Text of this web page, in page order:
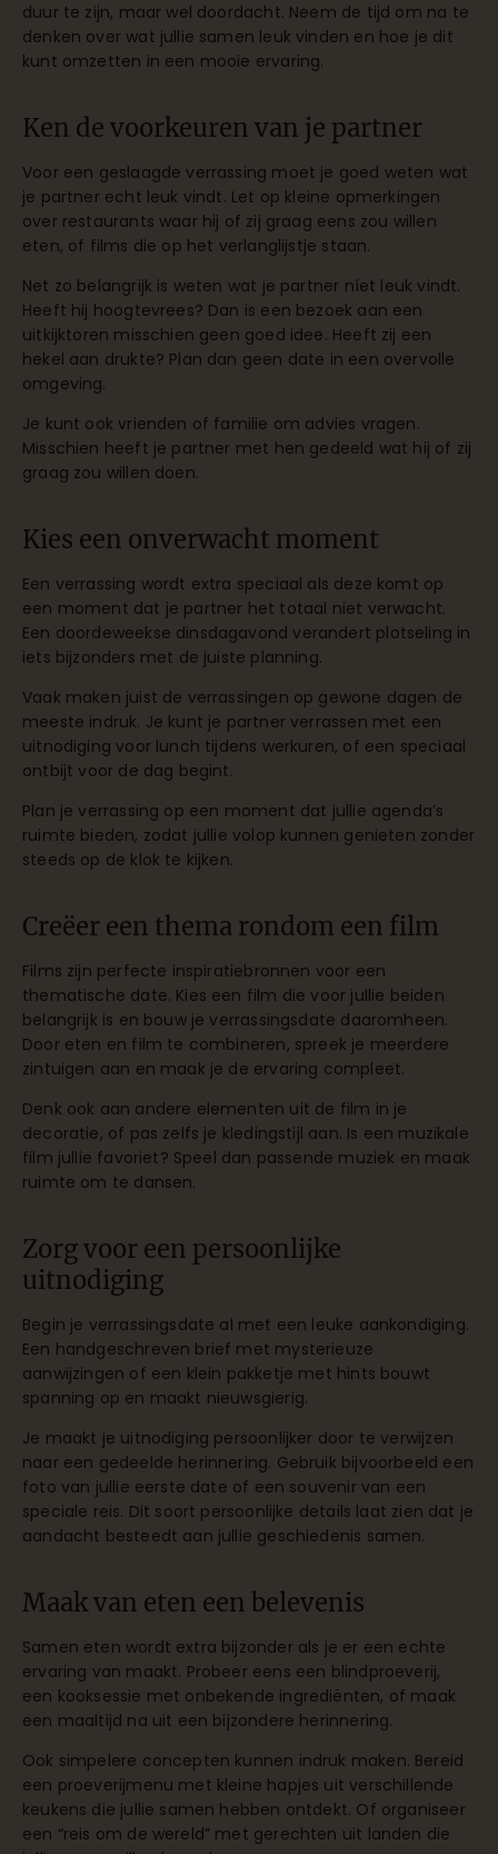
duur te zijn, maar wel doordacht. Neem de tijd om na te
denken over wat jullie samen leuk vinden en hoe je dit
kunt omzetten in een mooie ervaring.
Ken de voorkeuren van je partner
Voor een geslaagde verrassing moet je goed weten wat
je partner echt leuk vindt. Let op kleine opmerkingen
over restaurants waar hij of zij graag eens zou willen
eten, of films die op het verlanglijstje staan.
Net zo belangrijk is weten wat je partner níet leuk vindt.
Heeft hij hoogtevrees? Dan is een bezoek aan een
uitkijktoren misschien geen goed idee. Heeft zij een
hekel aan drukte? Plan dan geen date in een overvolle
omgeving.
Je kunt ook vrienden of familie om advies vragen.
Misschien heeft je partner met hen gedeeld wat hij of zij
graag zou willen doen.
Kies een onverwacht moment
Een verrassing wordt extra speciaal als deze komt op
een moment dat je partner het totaal niet verwacht.
Een doordeweekse dinsdagavond verandert plotseling in
iets bijzonders met de juiste planning.
Vaak maken juist de verrassingen op gewone dagen de
meeste indruk. Je kunt je partner verrassen met een
uitnodiging voor lunch tijdens werkuren, of een speciaal
ontbijt voor de dag begint.
Plan je verrassing op een moment dat jullie agenda’s
ruimte bieden, zodat jullie volop kunnen genieten zonder
steeds op de klok te kijken.
Creëer een thema rondom een film
Films zijn perfecte inspiratiebronnen voor een
thematische date. Kies een film die voor jullie beiden
belangrijk is en bouw je verrassingsdate daaromheen.
Door eten en film te combineren, spreek je meerdere
zintuigen aan en maak je de ervaring compleet.
Denk ook aan andere elementen uit de film in je
decoratie, of pas zelfs je kledingstijl aan. Is een muzikale
film jullie favoriet? Speel dan passende muziek en maak
ruimte om te dansen.
Zorg voor een persoonlijke
uitnodiging
Begin je verrassingsdate al met een leuke aankondiging.
Een handgeschreven brief met mysterieuze
aanwijzingen of een klein pakketje met hints bouwt
spanning op en maakt nieuwsgierig.
Je maakt je uitnodiging persoonlijker door te verwijzen
naar een gedeelde herinnering. Gebruik bijvoorbeeld een
foto van jullie eerste date of een souvenir van een
speciale reis. Dit soort persoonlijke details laat zien dat je
aandacht besteedt aan jullie geschiedenis samen.
Maak van eten een belevenis
Samen eten wordt extra bijzonder als je er een echte
ervaring van maakt. Probeer eens een blindproeverij,
een kooksessie met onbekende ingrediënten, of maak
een maaltijd na uit een bijzondere herinnering.
Ook simpelere concepten kunnen indruk maken. Bereid
een proeverijmenu met kleine hapjes uit verschillende
keukens die jullie samen hebben ontdekt. Of organiseer
een “reis om de wereld” met gerechten uit landen die